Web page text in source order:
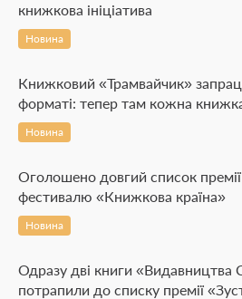
книжкова ініціатива
Новина
Книжковий «Трамвайчик»
форматі: тепер там кожна
Новина
Оголошено довгий список
фестивалю «Книжкова країна»
Новина
Одразу дві книги «Видавництва
потрапили до списку премії